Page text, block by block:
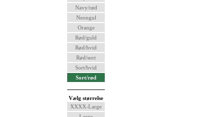
Navy/rød
Neongul
Orange
Rød/guld
Rød/hvid
Rød/sort
Sort/hvid
Sort/rød
Vælg størrelse
XXXX-Large